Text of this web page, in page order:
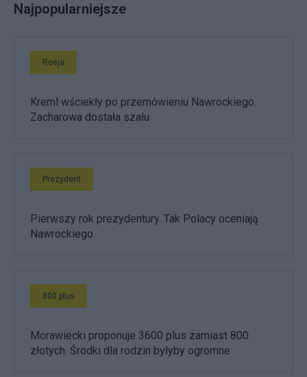
Najpopularniejsze
Rosja
Kreml wściekły po przemówieniu Nawrockiego.
Zacharowa dostała szału
Prezydent
Pierwszy rok prezydentury. Tak Polacy oceniają
Nawrockiego
800 plus
Morawiecki proponuje 3600 plus zamiast 800
złotych. Środki dla rodzin byłyby ogromne